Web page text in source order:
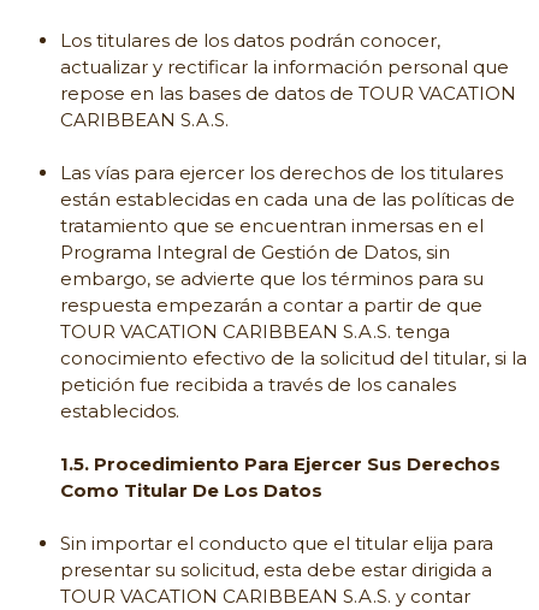
Los titulares de los datos podrán conocer,
actualizar y rectificar la información personal que
repose en las bases de datos de TOUR VACATION
CARIBBEAN S.A.S.
Las vías para ejercer los derechos de los titulares
están establecidas en cada una de las políticas de
tratamiento que se encuentran inmersas en el
Programa Integral de Gestión de Datos, sin
embargo, se advierte que los términos para su
respuesta empezarán a contar a partir de que
TOUR VACATION CARIBBEAN S.A.S. tenga
conocimiento efectivo de la solicitud del titular, si la
petición fue recibida a través de los canales
establecidos.
1.5. Procedimiento Para Ejercer Sus Derechos
Como Titular De Los Datos
Sin importar el conducto que el titular elija para
presentar su solicitud, esta debe estar dirigida a
TOUR VACATION CARIBBEAN S.A.S. y contar